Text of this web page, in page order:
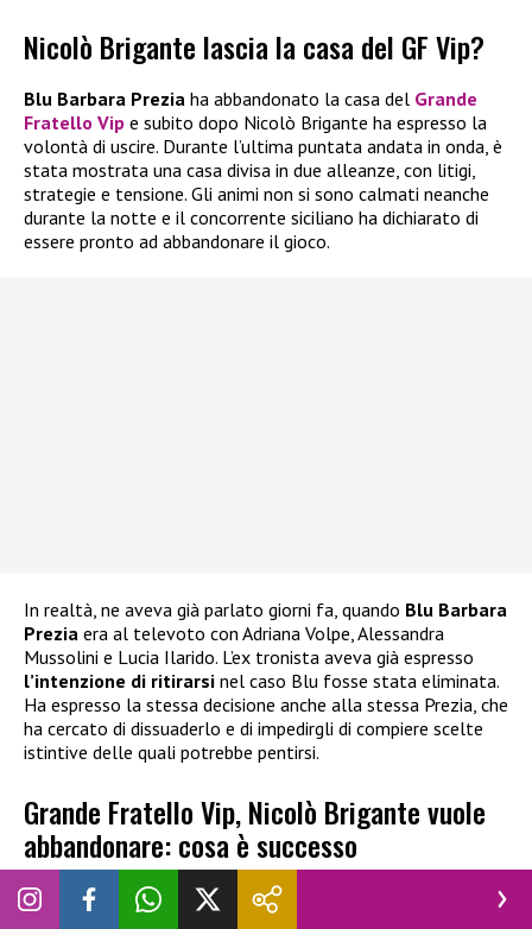
Nicolò Brigante lascia la casa del GF Vip?
Blu Barbara Prezia ha abbandonato la casa del Grande
Fratello Vip e subito dopo Nicolò Brigante ha espresso la
volontà di uscire. Durante l’ultima puntata andata in onda, è
stata mostrata una casa divisa in due alleanze, con litigi,
strategie e tensione. Gli animi non si sono calmati neanche
durante la notte e il concorrente siciliano ha dichiarato di
essere pronto ad abbandonare il gioco.
In realtà, ne aveva già parlato giorni fa, quando Blu Barbara
Prezia era al televoto con Adriana Volpe, Alessandra
Mussolini e Lucia Ilarido. L’ex tronista aveva già espresso
l’intenzione di ritirarsi nel caso Blu fosse stata eliminata.
Ha espresso la stessa decisione anche alla stessa Prezia, che
ha cercato di dissuaderlo e di impedirgli di compiere scelte
istintive delle quali potrebbe pentirsi.
Grande Fratello Vip, Nicolò Brigante vuole
abbandonare: cosa è successo